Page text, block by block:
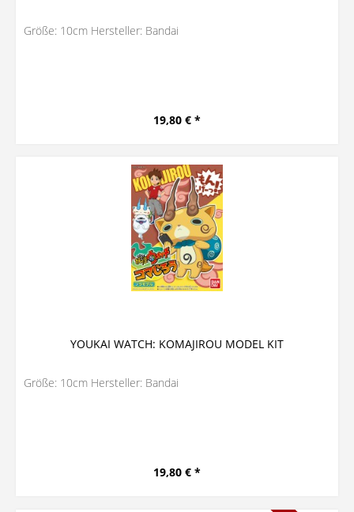
Größe: 10cm Hersteller: Bandai
19,80 € *
YOUKAI WATCH: KOMAJIROU MODEL KIT
Größe: 10cm Hersteller: Bandai
19,80 € *